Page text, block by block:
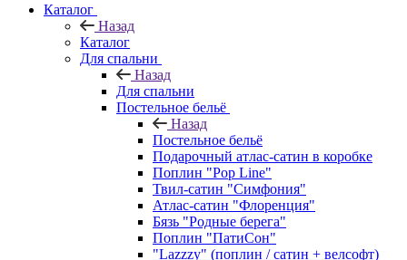
Каталог
Назад
Каталог
Для спальни
Назад
Для спальни
Постельное бельё
Назад
Постельное бельё
Подарочный атлас-сатин в коробке
Поплин "Pop Line"
Твил-сатин "Симфония"
Атлас-сатин "Флоренция"
Бязь "Родные берега"
Поплин "ПатиСон"
"Lazzzy" (поплин / сатин + велсофт)